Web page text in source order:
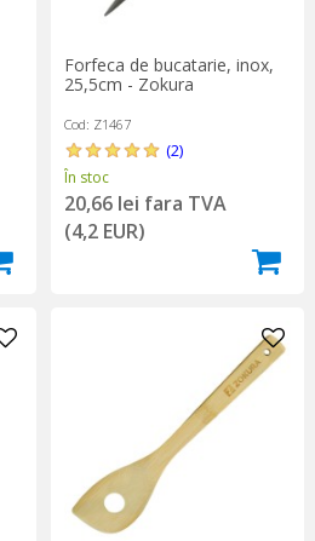
Forfeca de bucatarie, inox,
25,5cm - Zokura
Cod: Z1467
(2)
În stoc
20,66 lei fara TVA
(4,2 EUR)